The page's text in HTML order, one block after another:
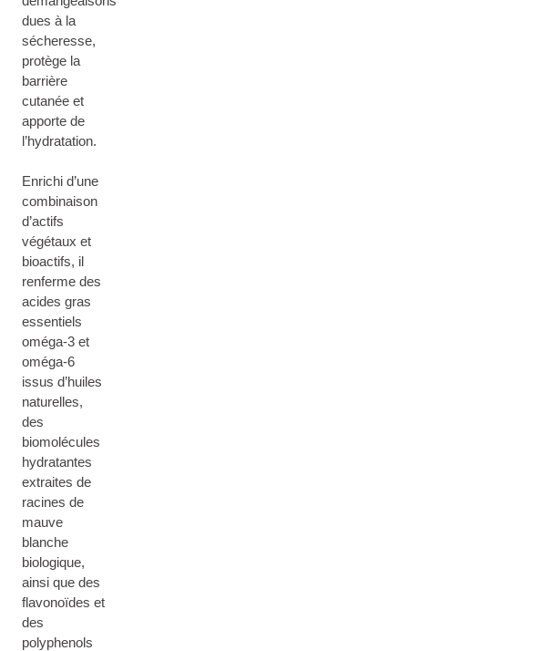
dues à la
sécheresse,
protège la
barrière
cutanée et
apporte de
l’hydratation.
Enrichi d’une
combinaison
d’actifs
végétaux et
bioactifs, il
renferme des
acides gras
essentiels
oméga-3 et
oméga-6
issus d’huiles
naturelles,
des
biomolécules
hydratantes
extraites de
racines de
mauve
blanche
biologique,
ainsi que des
flavonoïdes et
des
polyphenols